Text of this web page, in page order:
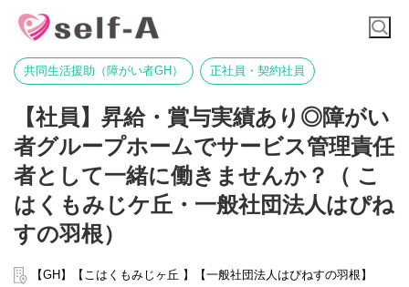
共同生活援助（障がい者GH） 正社員・契約社員
【社員】昇給・賞与実績あり◎障がい
者グループホームでサービス管理責任
者として一緒に働きませんか？（ こ
はくもみじケ丘・一般社団法人はぴね
すの羽根）
【GH】【こはくもみじヶ丘 】【一般社団法人はぴねすの羽根】